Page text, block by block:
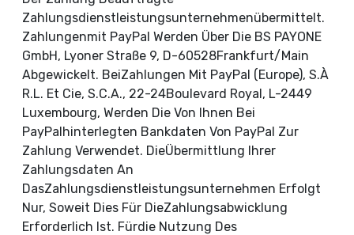
Zahlungsdienstleistungsunternehmenübermittelt.
Zahlungenmit PayPal Werden Über Die BS PAYONE
GmbH, Lyoner Straße 9, D-60528Frankfurt/Main
Abgewickelt. BeiZahlungen Mit PayPal (Europe), S.à
R.l. Et Cie, S.C.A., 22-24Boulevard Royal, L-2449
Luxembourg, Werden Die Von Ihnen Bei
PayPalhinterlegten Bankdaten Von PayPal Zur
Zahlung Verwendet. DieÜbermittlung Ihrer
Zahlungsdaten An
DasZahlungsdienstleistungsunternehmen Erfolgt
Nur, Soweit Dies Für DieZahlungsabwicklung
Erforderlich Ist. Fürdie Nutzung Des